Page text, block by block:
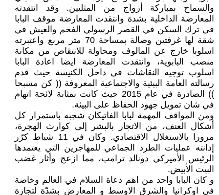
والسماح بمباركة أزواج من المثليين. وقد انتقدته
المعارضة الداخلية بشدة وانتقدت المعارضة موقف البابا
في ترك السكن في القصر الرسولي الفخم والعيش في
شقة لها غرفتين وصالة بمساحة 70 متر مربع واعتبرته
اسلوبا خارج عن المالوف ومحاولة للانتقاص من مكانة
منصب البابوية، وانتقدت المعارضة ايضا اعادة البابا
اسلوب توجيه النقاشات في داخل الكنيسة حيث قدم
رسالته العامة البيئية والاجتماعية المعروفة (( كن مسبحا
)) الصادرة في عام 2015 حيث كانت بمثابة لائحة اتهام
في شان تمويل جهود الحفاظ على البيئة.
ومن المواقف المهمة لبابا الفاتيكان شجبه باستمرار كل
أشكال العنف، من الاتجار بالبشر إلى كوارث الهجرة،
مرورا بالاستغلال الاقتصادي. وكان في 11 شباط كرّر
إدانته عمليات الطرد الجماعي للمهاجرين التي يعتمدها
الرئيس الأميركي دونالد ترامب، مما ازعج وأثار غضب
البيت الأبيض.
و كان البابا واحد من اهم دعاة السلام في العالم وخاصة
في اوكرانيا والشرق الاوسط و المعارض بشدّة لتجارة